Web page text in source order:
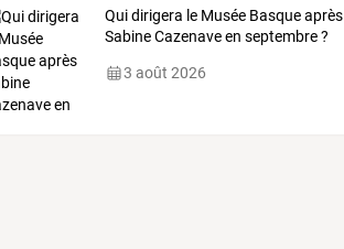
Qui dirigera le Musée Basque après
Sabine Cazenave en septembre ?
3 août 2026